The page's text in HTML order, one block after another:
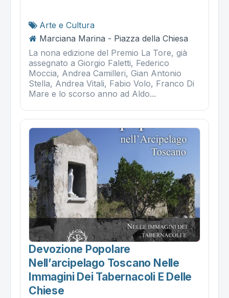
Arte e Cultura
Marciana Marina - Piazza della Chiesa
La nona edizione del Premio La Tore, già
assegnato a Giorgio Faletti, Federico
Moccia, Andrea Camilleri, Gian Antonio
Stella, Andrea Vitali, Fabio Volo, Franco Di
Mare e lo scorso anno ad Aldo...
Devozione Popolare
Nell’arcipelago Toscano Nelle
Immagini Dei Tabernacoli E Delle
Chiese